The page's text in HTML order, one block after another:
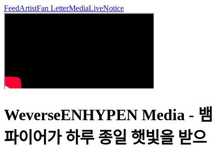
FeedArtistFan LetterMediaLiveNotice
WeverseENHYPEN Media - 뱀
파이어가 하루 종일 햇빛을 받으